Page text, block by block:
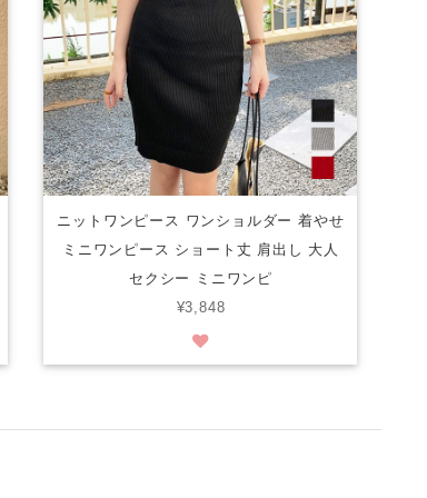
ニットワンピース ワンショルダー 着やせ
ミニワンピース ショート丈 肩出し 大人
セクシー ミニワンピ
¥3,848